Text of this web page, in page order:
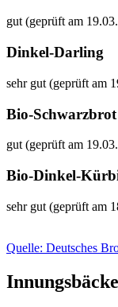
gut (geprüft am
Dinkel-Darling
sehr gut (geprüft am
Bio-Schwarzbrot
gut (geprüft am
Bio-Dinkel-
sehr gut (geprüft am
Quelle: Deutsches